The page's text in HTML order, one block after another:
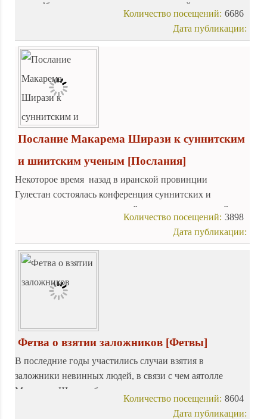
ого ша’бана на свет появился двенадцатый светоч
наставления, последний безгрешных предводитель из
рода Посланника Аллаха, тот, кто уже скоро наполнит
землю правдой и справедливостью.
6686
Количество посещений:
Дата публикации:
Послание Макарема Ширази к суннитским
и шиитским ученым [Послания]
Некоторое время назад в иранской провинции
Гулестан состоялась конференция суннитских и
шиитских ученых, на которой они в дружественной
атмосфере обсудили положение мусульман в
современном мире, а также ряд моментов, связанных с
пониманием некоторых исламских положений
суннитами и шиитами.
3898
Количество посещений:
Дата публикации:
Фетва о взятии заложников [Фетвы]
В последние годы участились случаи взятия в
заложники невинных людей, в связи с чем аятолле
Макарему Ширази было задано множество вопросов на
эту тему. Например, в редакцию пришло письмо
8604
Количество посещений:
Дата публикации: